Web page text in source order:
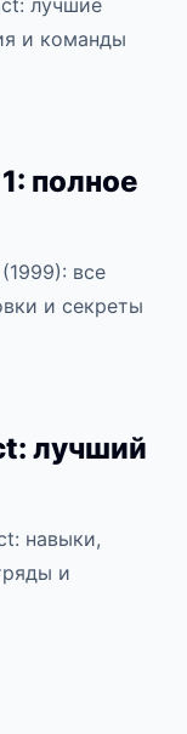
лучшие
и команды
полное
все
и секреты
лучший
навыки,
и